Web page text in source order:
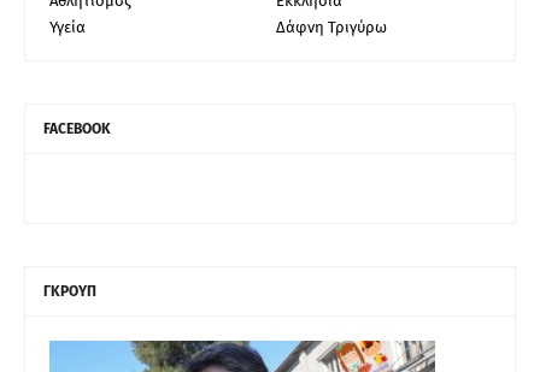
Υγεία
Δάφνη Τριγύρω
FACEBOOK
ΓΚΡΟΥΠ